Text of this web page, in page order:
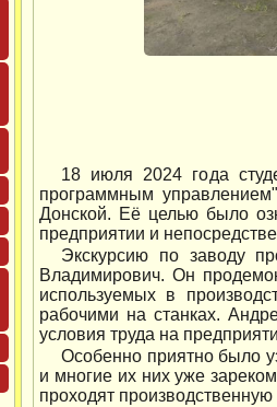
18 июля 2024 года
программным
Донской. Её целью было
предприятии и
Экскурсию по заводу
Владимирович. Он
используемых в
рабочими на станках.
условия труда на
Особенно приятно было
и многие их них уже
проходят